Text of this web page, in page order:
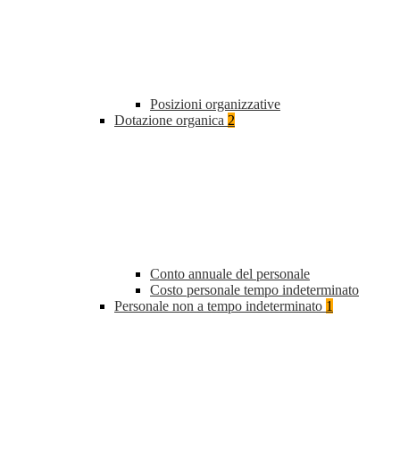
Posizioni organizzative
Dotazione organica 2
Conto annuale del personale
Costo personale tempo indeterminato
Personale non a tempo indeterminato 1